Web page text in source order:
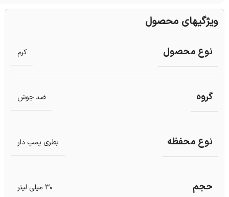
ویژگیهای محصول
نوع محصول کرم
گروه ضد جوش
نوع محفظه بطری پمپ دار
حجم 30 میلی لیتر